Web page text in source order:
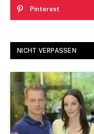
Pinterest
NICHT VERPASSEN